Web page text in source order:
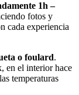
1h –
fotos y
cada experiencia
o foulard.
en el interior hace
temperaturas